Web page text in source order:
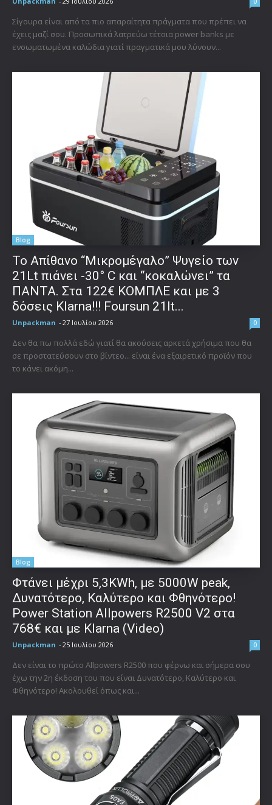
Σίγουρα είναι από τα πιο απαραίτητα πράγματα που πρέπει να
έχεις μαζί σου. Προσωπικά λατρεύω τέτοια power banks με
ενσωματωμένα καλώδια γιατί πραγματικά μου λύνουν...
Blog
Το Απίθανο “Μικρομέγαλο” Ψυγείο των
21Lt πιάνει -30° C και “κοκαλώνει” τα
ΠΑΝΤΑ. Στα 122€ ΚΟΜΠΛΕ και με 3
δόσεις Klarna!!! Foursun 21lt...
Unpackman - 27 Ιουλίου 2026 0
Δεν θα πω πολλά εδώ γιατί θα ακούσεις αρκετά χρήσιμα που θα
σε προστατεύσουν στο βίντεο... είναι ένα εξαιρετικό προϊόν που
το κάνει ακόμη...
Blog
Φτάνει μέχρι 5,3KWh, με 5000W peak,
Δυνατότερο, Καλύτερο και Φθηνότερο!
Power Station Allpowers R2500 V2 στα
768€ και με Klarna (Video)
Unpackman - 25 Ιουλίου 2026 0
Δεν είναι το πρώτο Allpowers R2500 που φέρνω και σήμερα σου
έχω την 2η έκδοση του που είναι Δυνατότερο, Καλύτερο και
Φθηνότερο! Ακολουθεί όπως και...